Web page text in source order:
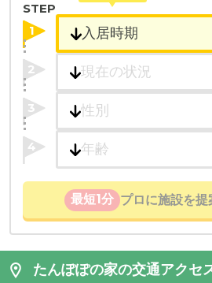
STEP
1
2
3
4
最短1分 プロに施設を提
たんぽぽの家の交通アクセ